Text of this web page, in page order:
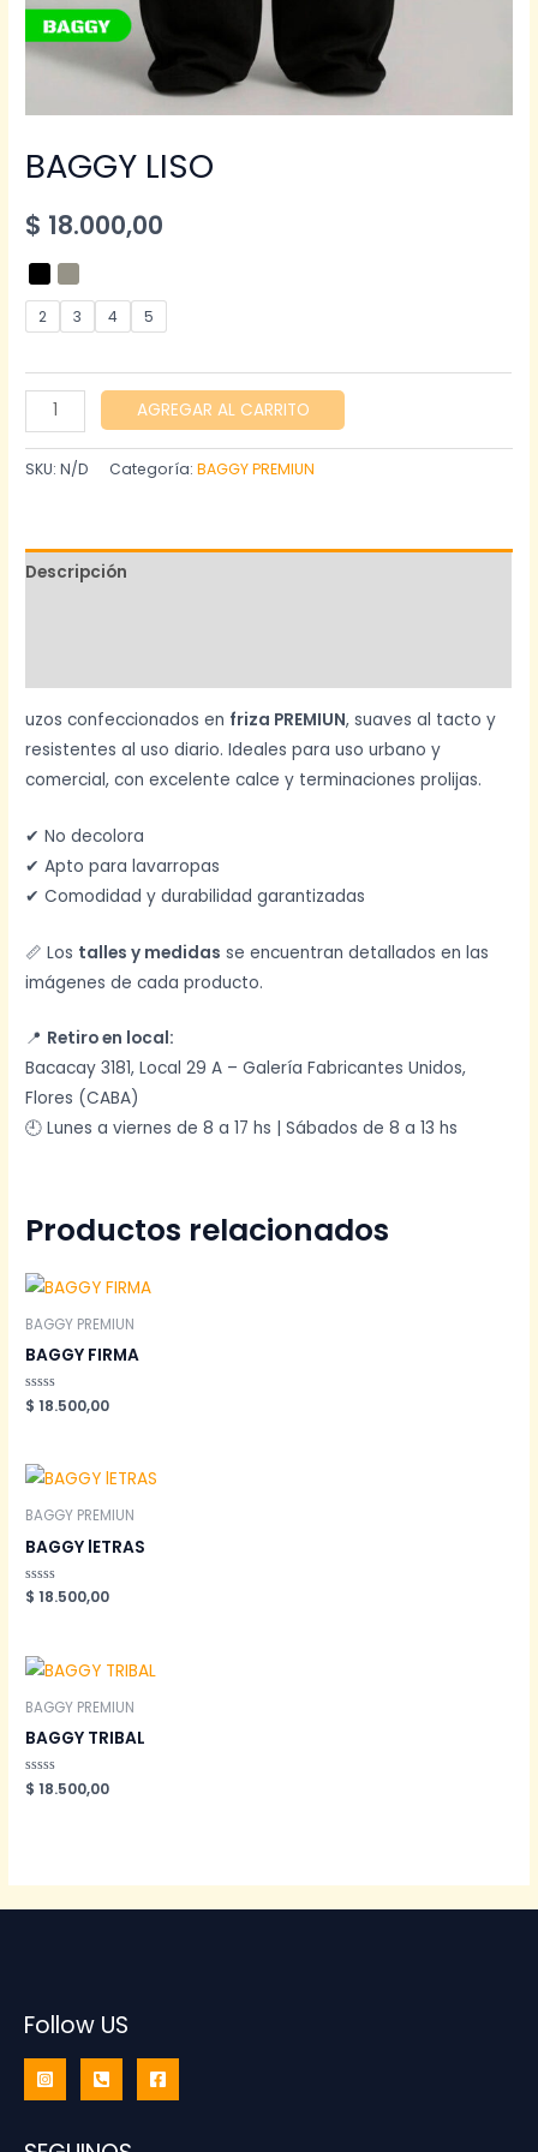
BAGGY LISO
$ 18.000,00
2 3 4 5
BAGGY
LISO
cantidad
AGREGAR AL CARRITO
SKU:N/D Categoría:BAGGY PREMIUN
Descripción
uzos confeccionados en friza PREMIUN, suaves al tacto y
resistentes al uso diario. Ideales para uso urbano y
comercial, con excelente calce y terminaciones prolijas.
✔ No decolora
✔ Apto para lavarropas
✔ Comodidad y durabilidad garantizadas
📏 Los talles y medidas se encuentran detallados en las
imágenes de cada producto.
📍 Retiro en local:
Bacacay 3181, Local 29 A – Galería Fabricantes Unidos,
Flores (CABA)
🕘 Lunes a viernes de 8 a 17 hs | Sábados de 8 a 13 hs
Productos relacionados
BAGGY PREMIUN
BAGGY FIRMA
Valorado
en
$ 18.500,00
BAGGY PREMIUN
BAGGY lETRAS
Valorado
en
$ 18.500,00
BAGGY PREMIUN
BAGGY TRIBAL
Valorado
en
$ 18.500,00
Follow US